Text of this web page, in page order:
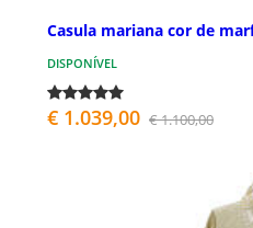
Casula mariana cor de
DISPONÍVEL
€ 1.039,00 € 1.100,00